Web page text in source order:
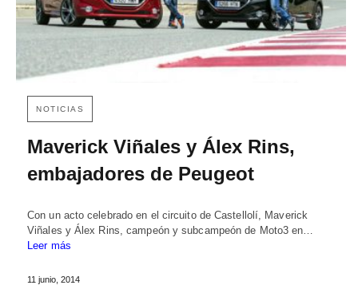
NOTICIAS
Maverick Viñales y Álex Rins,
embajadores de Peugeot
Con un acto celebrado en el circuito de Castellolí, Maverick
Viñales y Álex Rins, campeón y subcampeón de Moto3 en…
Leer más
11 junio, 2014